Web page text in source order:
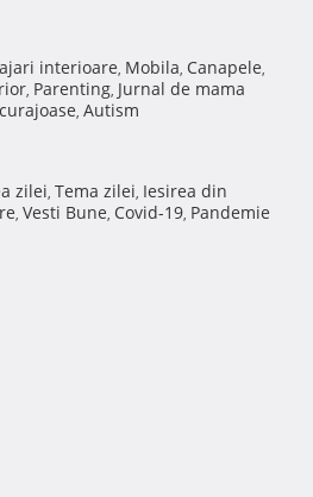
interioare, Mobila, Canapele,
, Parenting, Jurnal de mama
, Autism
zilei, Tema zilei, Iesirea din
, Vesti Bune, Covid-19, Pandemie